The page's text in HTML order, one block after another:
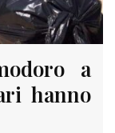
a
hanno